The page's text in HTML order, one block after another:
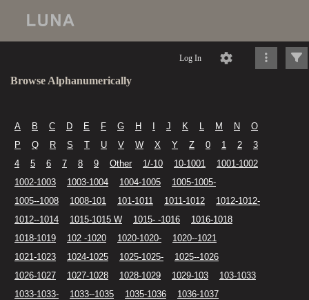
Log In
Browse Alphanumerically
A B C D E F G H J K L M N
O
P
Q R S T U V W X Y Z 0 1 2
3
4
5 6 7 8 9 Other 1/-10 10-1001
1001-1002
1002-1003
1003-1004 1004-1005
1005-1005-
1005--1008
1008-101 101-1011 1011-1012
1012-1012-
1012--1014
1015-1015 W 1015- -1016
1016-1018
1018-1019
102 -1020 1020-1020-
1020--1021
1021-1023
1024-1025 1025-1025-
1025--1026
1026-1027
1027-1028 1028-1029 1029-103
103-1033
1033-1033-
1033--1035 1035-1036
1036-1037